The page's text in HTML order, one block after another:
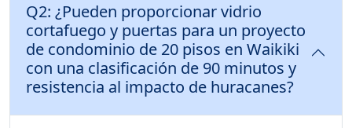
Q2: ¿Pueden proporcionar vidrio
cortafuego y puertas para un proyecto
de condominio de 20 pisos en Waikiki
con una clasificación de 90 minutos y
resistencia al impacto de huracanes?